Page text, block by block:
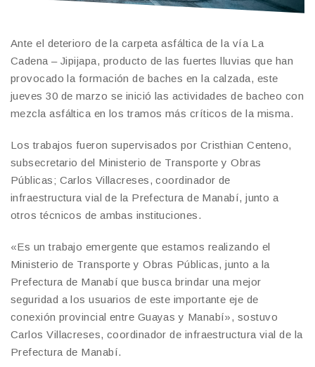
Ante el deterioro de la carpeta asfáltica de la vía La
Cadena – Jipijapa, producto de las fuertes lluvias que han
provocado la formación de baches en la calzada, este
jueves 30 de marzo se inició las actividades de bacheo con
mezcla asfáltica en los tramos más críticos de la misma.
Los trabajos fueron supervisados por Cristhian Centeno,
subsecretario del Ministerio de Transporte y Obras
Públicas; Carlos Villacreses, coordinador de
infraestructura vial de la Prefectura de Manabí, junto a
otros técnicos de ambas instituciones.
«Es un trabajo emergente que estamos realizando el
Ministerio de Transporte y Obras Públicas, junto a la
Prefectura de Manabí que busca brindar una mejor
seguridad a los usuarios de este importante eje de
conexión provincial entre Guayas y Manabí», sostuvo
Carlos Villacreses, coordinador de infraestructura vial de la
Prefectura de Manabí.